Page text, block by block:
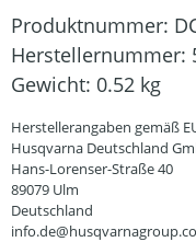
Produktnummer:
Herstellernummer:
Gewicht: 0.52 kg
Herstellerangaben gemäß
Husqvarna Deutschland
Hans-Lorenser-Straße 40
89079 Ulm
Deutschland